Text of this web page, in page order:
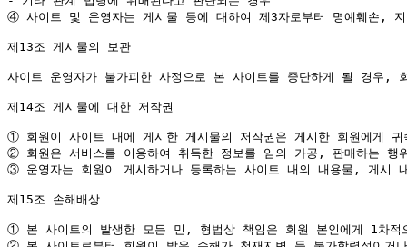
④ 사이트 및 운영자는 게시물 등에 대하여 제3자로부터 명예훼손,
제13조 게시물의 보관
사이트 운영자가 불가피한 사정으로 본 사이트를 중단하게 될 경우,
제14조 게시물에 대한 저작권
①
②
③ 운영자는 회원이 게시하거나 등록하는 사이트 내의 내용물, 게시
제15조 손해배상
①